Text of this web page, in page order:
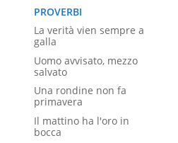
PROVERBI
La verità vien sempre a
galla
Uomo avvisato, mezzo
salvato
Una rondine non fa
primavera
Il mattino ha l'oro in
bocca